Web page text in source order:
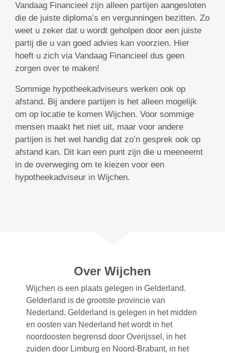
Vandaag Financieel zijn alleen partijen aangesloten
die de juiste diploma’s en vergunningen bezitten. Zo
weet u zeker dat u wordt geholpen door een juiste
partij die u van goed advies kan voorzien. Hier
hoeft u zich via Vandaag Financieel dus geen
zorgen over te maken!
Sommige hypotheekadviseurs werken ook op
afstand. Bij andere partijen is het alleen mogelijk
om op locatie te komen Wijchen. Voor sommige
mensen maakt het niet uit, maar voor andere
partijen is het wel handig dat zo’n gesprek ook op
afstand kan. Dit kan een punt zijn die u meeneemt
in de overweging om te kiezen voor een
hypotheekadviseur in Wijchen.
Over Wijchen
Wijchen is een plaats gelegen in Gelderland.
Gelderland is de grootste provincie van
Nederland. Gelderland is gelegen in het midden
en oosten van Nederland het wordt in het
noordoosten begrensd door Overijssel, in het
zuiden door Limburg en Noord-Brabant, in het